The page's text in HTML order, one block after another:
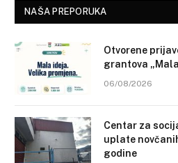
NAŠA PREPORUKA
Otvorene
grantova
06/08/2026
Centar za
uplate
godine